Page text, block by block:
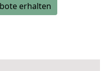
erhalten